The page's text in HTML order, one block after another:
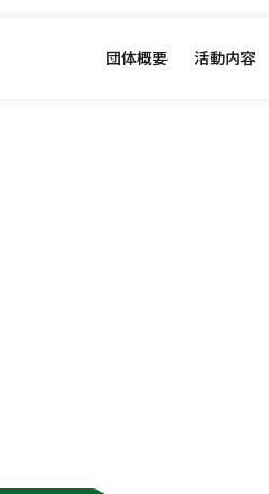
団体概要 活動内容